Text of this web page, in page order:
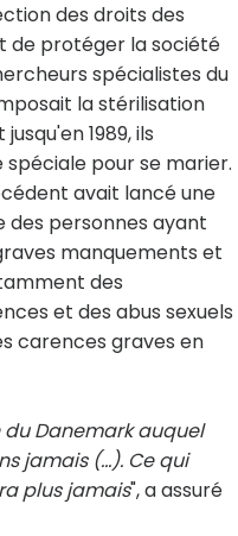
des droits des
de protéger la société
spécialistes du
la stérilisation
1989, ils
pour se marier.
avait lancé une
des personnes ayant
manquements et
des
et des abus sexuels
carences graves en
du Danemark auquel
jamais (...). Ce qui
plus jamais", a assuré